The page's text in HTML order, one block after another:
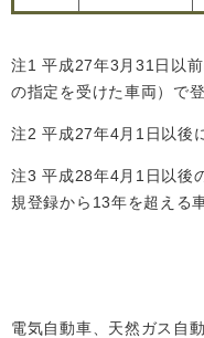
注1 平成27年3月31日以
の指定を受けた車両）で
注2 平成27年4月1日以後
注3 平成28年4月1日以後
規登録から13年を超える
電気自動車、天然ガス自